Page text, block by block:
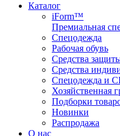
Каталог
iForm™
Премиальная
Спецодежда
Рабочая обувь
Средства
Средства
Спецодежда и
Хозяйственная
Подборки
Новинки
Распродажа
О нас